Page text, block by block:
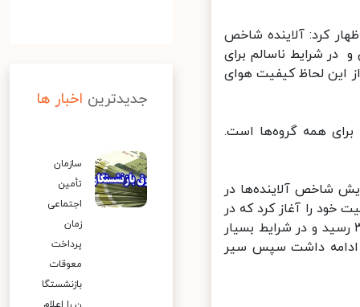
هوای تهران در روز یکشنبه ( ۱۲ تیرماه) اظهار کرد: آلاینده شاخص
۱۶۸ ذرات معلق کمتر از ۱۰ میکرون و در شرایط ناسالم برای
از ۲.۵ میکرون نیز ۱۴۸ ثبت شد و از این لحاظ کیفیت هوای
۱۷۲ و در شرایط ناسالم برای همه گروه‌ها است.
شاخص آلاینده‌ها در
فعالیت خود را آغاز کرد که در
غرب پایتخت شاخص آلاینده‌ها بالا رفت و در نیمه شب به ۳۰۰ رسید و در شرایط بسیار
این شرایط جوی تا ساعت ۶ صبح نیز ادامه داشت سپس سیر
جدیدترین اخبار ها
سازمان
تأمین
اجتماعی
زمان
پرداخت
معوقات
بازنشستگا